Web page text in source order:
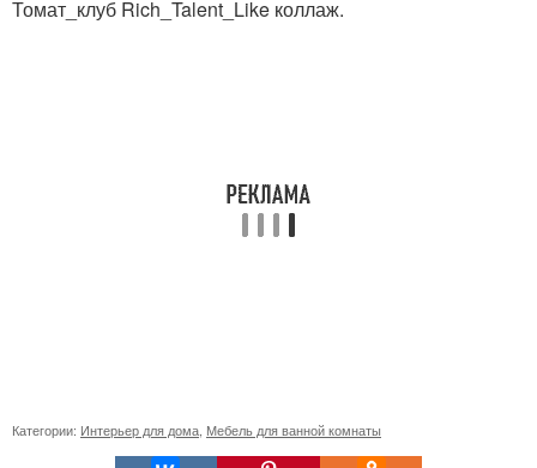
Томат_клуб Rich_Talent_Like коллаж.
Категории: Интерьер для дома, Мебель для ванной комнаты